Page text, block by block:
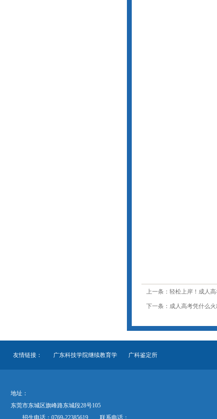
上一条：轻松上岸！成人
下一条：成人高考凭什么
友情链接： 广东科技学院继续教育学 广科鉴定所
地址：
东莞市东城区旗峰路东城段28号105